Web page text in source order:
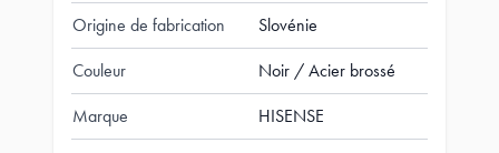
Origine de fabrication Slovénie
Couleur Noir / Acier brossé
Marque HISENSE